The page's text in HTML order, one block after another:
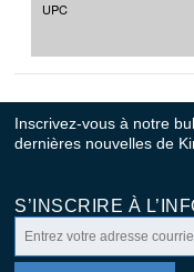
UPC
Inscrivez-vous à notre
dernières nouvelles de
S’INSCRIRE À